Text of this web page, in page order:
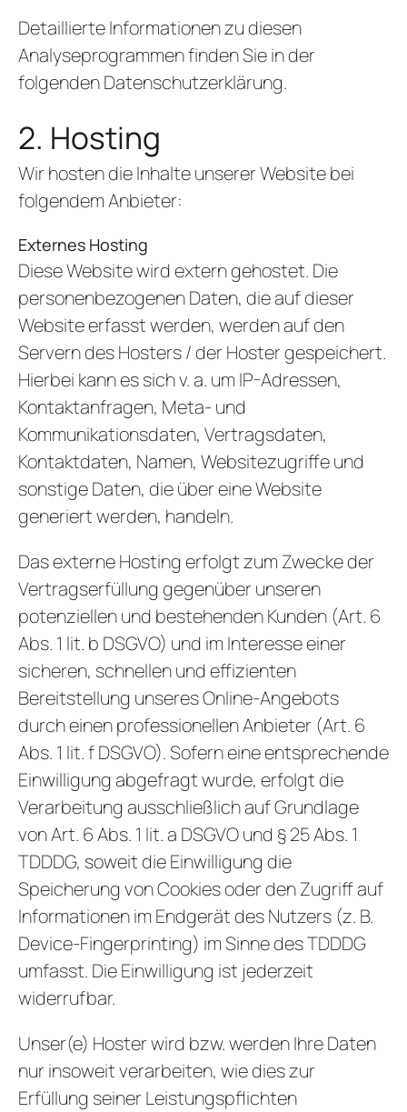
Detaillierte Informationen zu diesen
Analyseprogrammen finden Sie in der
folgenden Datenschutzerklärung.
2. Hosting
Wir hosten die Inhalte unserer Website bei
folgendem Anbieter:
Externes Hosting
Diese Website wird extern gehostet. Die
personenbezogenen Daten, die auf dieser
Website erfasst werden, werden auf den
Servern des Hosters / der Hoster gespeichert.
Hierbei kann es sich v. a. um IP-Adressen,
Kontaktanfragen, Meta- und
Kommunikationsdaten, Vertragsdaten,
Kontaktdaten, Namen, Websitezugriffe und
sonstige Daten, die über eine Website
generiert werden, handeln.
Das externe Hosting erfolgt zum Zwecke der
Vertragserfüllung gegenüber unseren
potenziellen und bestehenden Kunden (Art. 6
Abs. 1 lit. b DSGVO) und im Interesse einer
sicheren, schnellen und effizienten
Bereitstellung unseres Online-Angebots
durch einen professionellen Anbieter (Art. 6
Abs. 1 lit. f DSGVO). Sofern eine entsprechende
Einwilligung abgefragt wurde, erfolgt die
Verarbeitung ausschließlich auf Grundlage
von Art. 6 Abs. 1 lit. a DSGVO und § 25 Abs. 1
TDDDG, soweit die Einwilligung die
Speicherung von Cookies oder den Zugriff auf
Informationen im Endgerät des Nutzers (z. B.
Device-Fingerprinting) im Sinne des TDDDG
umfasst. Die Einwilligung ist jederzeit
widerrufbar.
Unser(e) Hoster wird bzw. werden Ihre Daten
nur insoweit verarbeiten, wie dies zur
Erfüllung seiner Leistungspflichten